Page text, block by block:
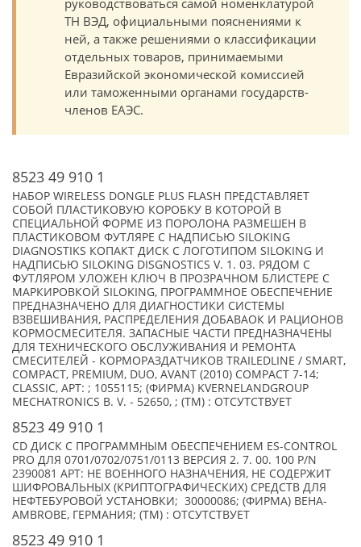
руководствоваться самой номенклатурой
ТН ВЭД, официальными пояснениями к
ней, а также решениями о классификации
отдельных товаров, принимаемыми
Евразийской экономической комиссией
или таможенными органами государств-
членов ЕАЭС.
8523 49 910 1
НАБОР WIRELESS DONGLE PLUS FLASH ПРЕДСТАВЛЯЕТ
СОБОЙ ПЛАСТИКОВУЮ КОРОБКУ В КОТОРОЙ В
СПЕЦИАЛЬНОЙ ФОРМЕ ИЗ ПОРОЛОНА РАЗМЕШЕН В
ПЛАСТИКОВОМ ФУТЛЯРЕ С НАДПИСЬЮ SILOKING
DIAGNOSTIKS КОПАКТ ДИСК С ЛОГОТИПОМ SILOKING И
НАДПИСЬЮ SILOKING DISGNOSTICS V. 1. 03. РЯДОМ С
ФУТЛЯРОМ УЛОЖЕН КЛЮЧ В ПРОЗРАЧНОМ БЛИСТЕРЕ С
МАРКИРОВКОЙ SILOKING, ПРОГРАММНОЕ ОБЕСПЕЧЕНИЕ
ПРЕДНАЗНАЧЕНО ДЛЯ ДИАГНОСТИКИ СИСТЕМЫ
ВЗВЕШИВАНИЯ, РАСПРЕДЕЛЕНИЯ ДОБАВАОК И РАЦИОНОВ
КОРМОСМЕСИТЕЛЯ. ЗАПАСНЫЕ ЧАСТИ ПРЕДНАЗНАЧЕНЫ
ДЛЯ ТЕХНИЧЕСКОГО ОБСЛУЖИВАНИЯ И РЕМОНТА
СМЕСИТЕЛЕЙ - КОРМОРАЗДАТЧИКОВ TRAILEDLINE / SMART,
COMPACT, PREMIUM, DUO, AVANT (2010) COMPACT 7-14;
CLASSIC, АРТ: ; 1055115; (ФИРМА) KVERNELANDGROUP
MECHATRONICS B. V. - 52650, ; (TM) : ОТСУТСТВУЕТ
8523 49 910 1
CD ДИСК С ПРОГРАММНЫМ ОБЕСПЕЧЕНИЕМ ES-CONTROL
PRO ДЛЯ 0701/0702/0751/0113 ВЕРСИЯ 2. 7. 00. 100 P/N
2390081 АРТ: НЕ ВОЕННОГО НАЗНАЧЕНИЯ, НЕ СОДЕРЖИТ
ШИФРОВАЛЬНЫХ (КРИПТОГРАФИЧЕСКИХ) СРЕДСТВ ДЛЯ
НЕФТЕБУРОВОЙ УСТАНОВКИ; 30000086; (ФИРМА) BEHA-
AMBROBE, ГЕРМАНИЯ; (TM) : ОТСУТСТВУЕТ
8523 49 910 1